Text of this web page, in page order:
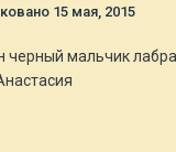
15 мая, 2015
черный мальчик